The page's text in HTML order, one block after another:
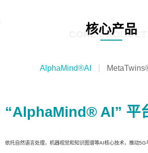
核心产品
CORE PRODUCTS
AlphaMind®AI
“AlphaMind® AI” 平
依托自然语言处理，机器视觉和知识图谱等AI核心技术，推动